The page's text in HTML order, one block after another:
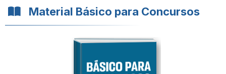
Material Básico para Concursos